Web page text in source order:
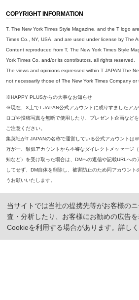
COPYRIGHT INFORMATION
T, The New York Times Style Magazine, and the T logo
Times Co., NY, USA, and are used under license by The
Content reproduced from T, The New York Times Style
York Times Co. and/or its contributors, all rights reserved.
The views and opinions expressed within T JAPAN The
not necessarily those of The New York Times Company
※HAPPY PLUSからの大事なお知らせ
※現在、X上でT JAPAN公式アカウントに成りすましたアカ
ロゴや投稿写真を無断で使用したり、プレゼント企画など
ご注意ください。
集英社がT JAPANの名称で運営している公式アカウントは
万が一、類似アカウントから不審なダイレクトメッセージ
知など）を受け取った場合は、DMへの返信や記載URLへ
してせず、DM自体を削除し、被害防止のため同アカウント
うお願いいたします。
※ 掲載商品の価格は、特に記載がないかぎり、「税込価格」で表示してい
た記事については「本体価格（税抜）」での表示となり、 掲載価格には消
当サイトでは当社の提携先等がお客様の
査・分析したり、お客様にお勧めの広告
Cookieを利用する場合があります。詳し